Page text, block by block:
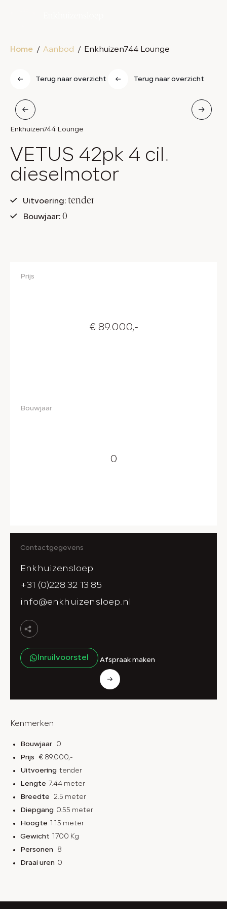
Home
Contact
Home Aanbod Enkhuizen744 Lounge
Terug naar overzicht Terug naar overzicht
Enkhuizen744 Lounge
VETUS 42pk 4 cil.
dieselmotor
Uitvoering: tender
Bouwjaar: 0
Prijs
€ 89.000,-
Bouwjaar
0
Contactgegevens
Enkhuizensloep
+31 (0)228 32 13 85
info@enkhuizensloep.nl
Inruilvoorstel Afspraak maken
Kenmerken
Bouwjaar 0
Prijs
€ 89.000,-
Uitvoering tender
Lengte 7.44 meter
Breedte 2.5 meter
Diepgang 0.55 meter
Hoogte 1.15 meter
Gewicht 1700 Kg
Personen
8
Draai uren 0